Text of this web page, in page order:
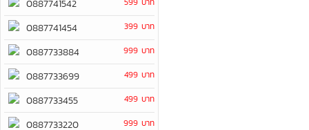
0887741542
0887741454 399 บาท
0887733884 999 บาท
0887733699 499 บาท
0887733455 499 บาท
0887733220 999 บาท